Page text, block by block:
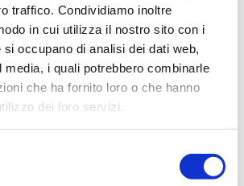
traffico. Condividiamo inoltre
in cui utilizza il nostro sito con i
occupano di analisi dei dati web,
media, i quali potrebbero combinarle
che ha fornito loro o che hanno
dei loro servizi.